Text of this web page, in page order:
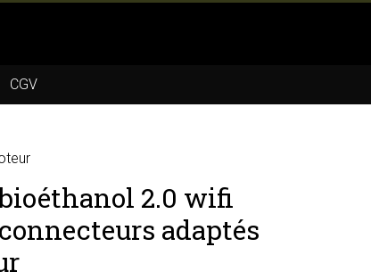
CGV
2.0 wifi
adaptés